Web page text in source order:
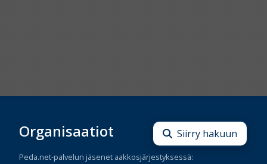
Siirry hakuun
Organisaatiot
Peda.net-palvelun jäsenet aakkosjärjestyksessä: